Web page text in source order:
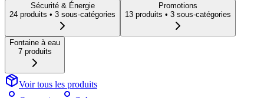
Sécurité & Énergie
24 produits • 3 sous-catégories
Promotions
13 produits • 3 sous-catégories
Fontaine à eau
7produits
Voir tous les produits